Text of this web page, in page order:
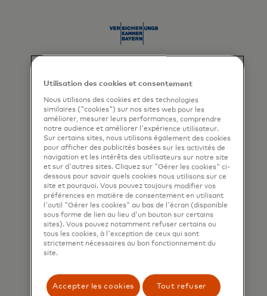
Utilisation des cookies et consentement
Nous utilisons des cookies et des technologies
similaires ("cookies") sur nos sites web pour les
améliorer, mesurer leurs performances, comprendre
notre audience et améliorer l'expérience utilisateur.
Sur certains sites, nous utilisons également des cookies
pour afficher des publicités basées sur les activités de
navigation et les intérêts des utilisateurs sur notre site
et sur d'autres sites. Cliquez sur "Gérer les cookies" ci-
dessous pour savoir quels cookies nous utilisons sur ce
site et pourquoi. Vous pouvez toujours modifier vos
préférences en matière de consentement en utilisant
l'outil "Gérer les cookies" au bas de l'écran (disponible
sous forme de lien au lieu d'un bouton sur certains
sites). Vous pouvez notamment refuser certains ou
tous les cookies, à l'exception de ceux qui sont
strictement nécessaires au bon fonctionnement du
site.
Accepter les cookies Tout refuser